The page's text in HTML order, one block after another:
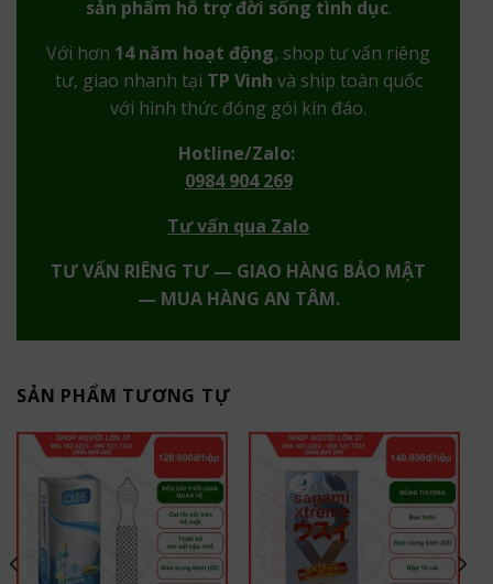
sản phẩm hỗ trợ đời sống tình dục.
Với hơn 14 năm hoạt động, shop tư vấn riêng
tư, giao nhanh tại TP Vinh và ship toàn quốc
với hình thức đóng gói kín đáo.
Hotline/Zalo:
0984 904 269
Tư vấn qua Zalo
TƯ VẤN RIÊNG TƯ — GIAO HÀNG BẢO MẬT
— MUA HÀNG AN TÂM.
SẢN PHẨM TƯƠNG TỰ